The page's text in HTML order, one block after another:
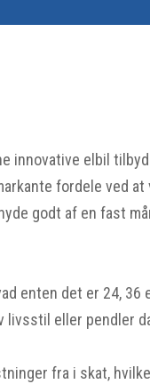
innovative elbil
fordele ved
godt af en fast
enten det er 24, 36
livsstil eller pendler
fra i skat,